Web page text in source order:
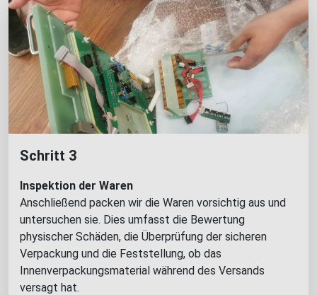
Schritt 3
Inspektion der Waren
Anschließend packen wir die Waren vorsichtig aus und
untersuchen sie. Dies umfasst die Bewertung
physischer Schäden, die Überprüfung der sicheren
Verpackung und die Feststellung, ob das
Innenverpackungsmaterial während des Versands
versagt hat.